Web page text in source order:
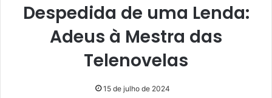
Despedida de uma Lenda:
Adeus à Mestra das
Telenovelas
15 de julho de 2024